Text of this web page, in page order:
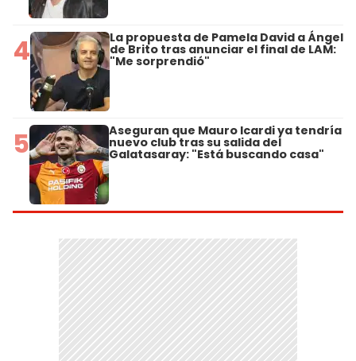
4 La propuesta de Pamela David a Ángel
de Brito tras anunciar el final de LAM:
"Me sorprendió"
5 Aseguran que Mauro Icardi ya tendría
nuevo club tras su salida del
Galatasaray: "Está buscando casa"